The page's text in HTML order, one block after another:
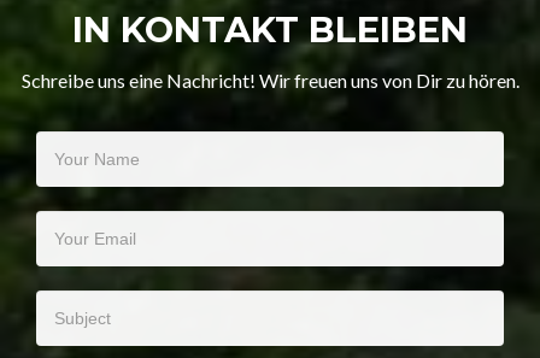
IN KONTAKT BLEIBEN
Schreibe uns eine Nachricht! Wir freuen uns von Dir zu hören.